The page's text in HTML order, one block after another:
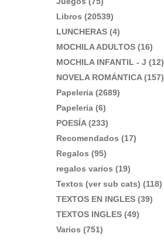
Libros (20539)
LUNCHERAS (4)
MOCHILA ADULTOS (16)
MOCHILA INFANTIL - J (12)
NOVELA ROMÁNTICA (157)
Papeleria (2689)
Papeleria (6)
POESÍA (233)
Recomendados (17)
Regalos (95)
regalos varios (19)
Textos (ver sub cats) (118)
TEXTOS EN INGLES (39)
TEXTOS INGLES (49)
Varios (751)